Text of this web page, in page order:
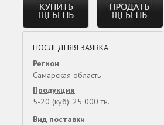
ПОСЛЕДНЯЯ ЗАЯВКА
Регион
Самарская область
Продукция
5-20 (куб): 25 000 тн.
Вид поставки